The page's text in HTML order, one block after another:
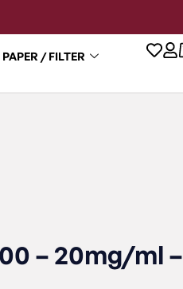
PAPER / FILTER
– 20mg/ml –